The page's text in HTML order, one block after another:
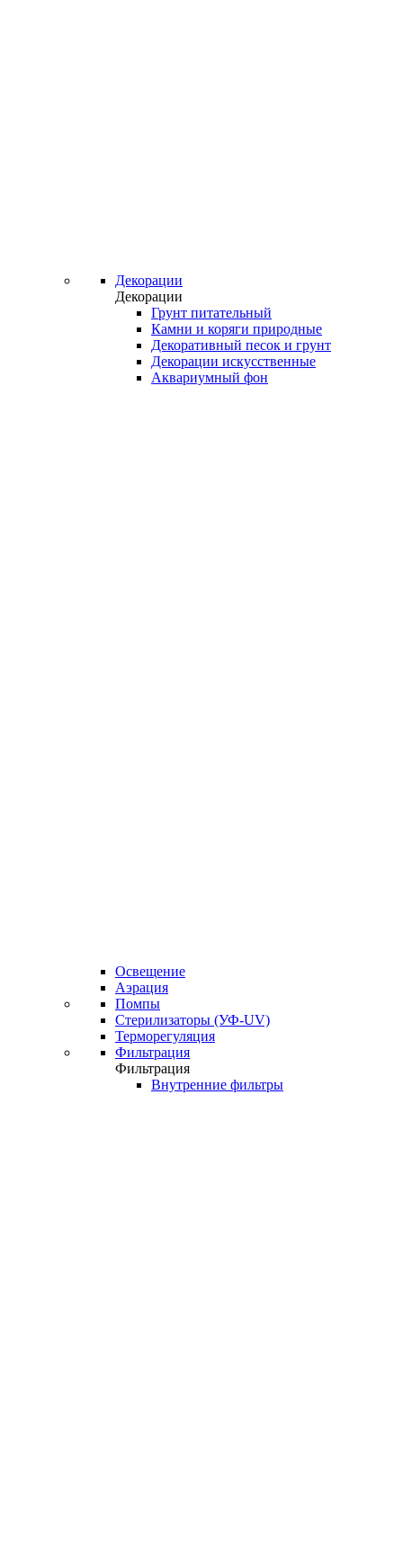
Декорации
Декорации
Грунт питательный
Камни и коряги природные
Декоративный песок и грунт
Декорации искусственные
Аквариумный фон
Освещение
Аэрация
Помпы
Стерилизаторы (УФ-UV)
Терморегуляция
Фильтрация
Фильтрация
Внутренние фильтры